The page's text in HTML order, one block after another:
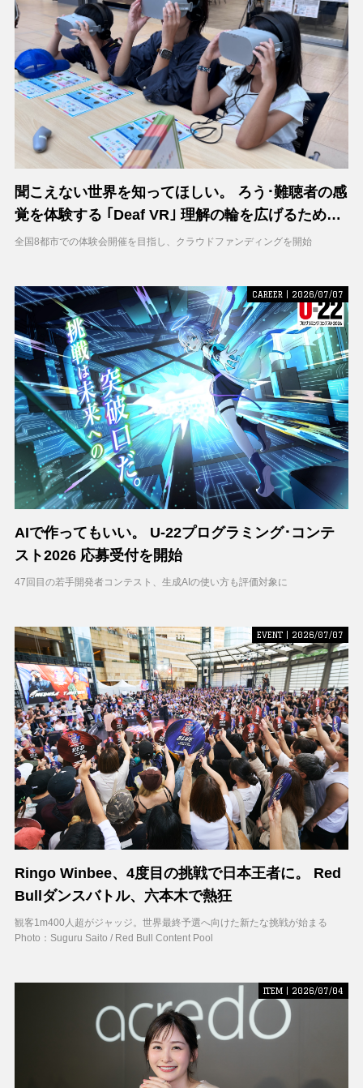
聞こえない世界を知ってほしい。 ろう･難聴者の感
覚を体験する ｢Deaf VR｣ 理解の輪を広げるため支
援募集を開始
全国8都市での体験会開催を目指し、クラウドファンディングを開始
CAREER | 2026/07/07
AIで作ってもいい。 U-22プログラミング･コンテ
スト2026 応募受付を開始
47回目の若手開発者コンテスト、生成AIの使い方も評価対象に
EVENT | 2026/07/07
Ringo Winbee、4度目の挑戦で日本王者に。 Red
Bullダンスバトル、六本木で熱狂
観客1m400人超がジャッジ。世界最終予選へ向けた新たな挑戦が始まる
Photo：Suguru Saito / Red Bull Content Pool
ITEM | 2026/07/04